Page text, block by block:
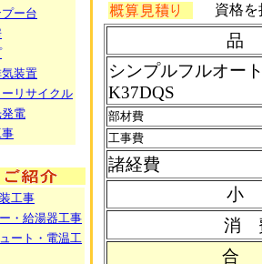
ー台
装置
リサイクル
電
工事
・給湯器工事
ート・電温工
資格
シンプルフルオー
K37DQS
部材費
工事費
諸経費
消